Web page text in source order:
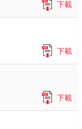
下載
下載
下載